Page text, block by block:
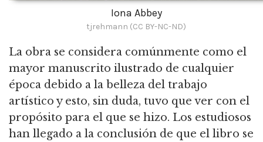
Iona Abbey
tjrehmann (CC BY-NC-ND)
La obra se considera comúnmente como el
mayor manuscrito ilustrado de cualquier
época debido a la belleza del trabajo
artístico y esto, sin duda, tuvo que ver con el
propósito para el que se hizo. Los estudiosos
han llegado a la conclusión de que el libro se